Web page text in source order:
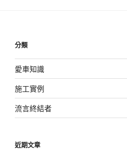
分類
愛車知識
施工實例
流言終結者
近期文章